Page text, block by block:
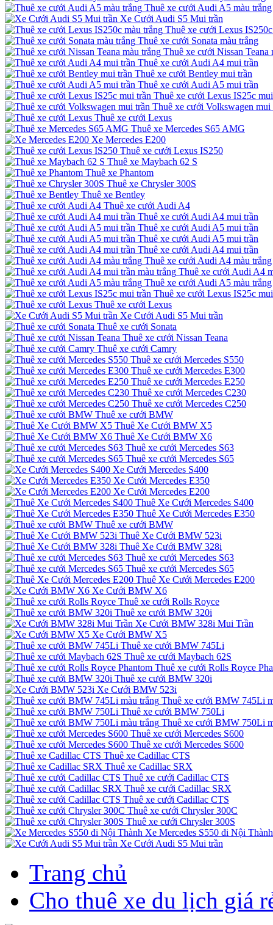
Thuê xe cưới Audi A5 màu trắng
Xe Cưới Audi S5 Mui trần
Thuê xe cưới Lexus
Thuê xe cưới Sonata màu trắng
Thuê xe cưới Nissan Teana
Thuê xe cưới Audi A4 mui trần
Thuê xe cưới Bentley mui trần
Thuê xe cưới Audi A5 mui trần
Thuê xe cưới Lexus IS25c
Thuê xe cưới Volkswagen mui
Thuê xe cưới Lexus
Thuê xe Mercedes S65 AMG
Xe Mercedes E200
Thuê xe cưới Lexus IS250
Thuê xe Maybach 62 S
Thuê xe Phantom
Thuê xe Chrysler 300S
Thuê xe Bentley
Thuê xe cưới Audi A4
Thuê xe cưới Audi A4 mui trần
Thuê xe cưới Audi A5 mui trần
Thuê xe cưới Audi A5 mui trần
Thuê xe cưới Audi A4 mui trần
Thuê xe cưới Audi A4 màu trắng
Thuê xe cưới Audi A4
Thuê xe cưới Audi A5 màu trắng
Thuê xe cưới Lexus IS25c
Thuê xe cưới Lexus
Xe Cưới Audi S5 Mui trần
Thuê xe cưới Sonata
Thuê xe cưới Nissan Teana
Thuê xe cưới Camry
Thuê xe cưới Mercedes S550
Thuê xe cưới Mercedes E300
Thuê xe cưới Mercedes E250
Thuê xe cưới Mercedes C230
Thuê xe cưới Mercedes C250
Thuê xe cưới BMW
Thuê Xe Cưới BMW X5
Thuê Xe Cưới BMW X6
Thuê xe cưới Mercedes S63
Thuê xe cưới Mercedes S65
Xe Cưới Mercedes S400
Xe Cưới Mercedes E350
Xe Cưới Mercedes E200
Thuê Xe Cưới Mercedes S400
Thuê Xe Cưới Mercedes E350
Thuê xe cưới BMW
Thuê Xe Cưới BMW 523i
Thuê Xe Cưới BMW 328i
Thuê xe cưới Mercedes S63
Thuê xe cưới Mercedes S65
Thuê Xe Cưới Mercedes E200
Xe Cưới BMW X6
Thuê xe cưới Rolls Royce
Thuê xe cưới BMW 320i
Xe Cưới BMW 328i Mui Trần
Xe Cưới BMW X5
Thuê xe cưới BMW 745Li
Thuê xe cưới Maybach 62S
Thuê xe cưới Rolls Royce
Thuê xe cưới BMW 320i
Xe Cưới BMW 523i
Thuê xe cưới BMW 745Li
Thuê xe cưới BMW 750Li
Thuê xe cưới BMW 750Li
Thuê xe cưới Mercedes S600
Thuê xe cưới Mercedes S600
Thuê xe Cadillac CTS
Thuê xe Cadillac SRX
Thuê xe cưới Cadillac CTS
Thuê xe cưới Cadillac SRX
Thuê xe cưới Cadillac CTS
Thuê xe cưới Chrysler 300C
Thuê xe cưới Chrysler 300S
Xe Mercedes S550 đi Nội Thành
Xe Cưới Audi S5 Mui trần
Trang chủ
Cho thuê xe du lịch giá